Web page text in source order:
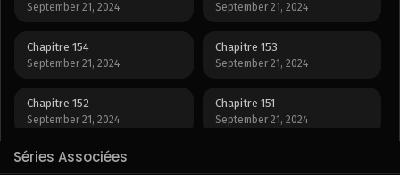
September 21, 2024 September 21, 2024
Chapitre 154
September 21, 2024
Chapitre 153
September 21, 2024
Chapitre 152
September 21, 2024
Chapitre 151
September 21, 2024
Chapitre 150
Séries Associées